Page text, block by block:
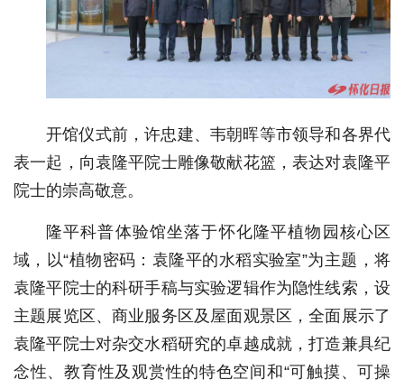
开馆仪式前，许忠建、韦朝晖等市领导和各界代
表一起，向袁隆平院士雕像敬献花篮，表达对袁隆平
院士的崇高敬意。
隆平科普体验馆坐落于怀化隆平植物园核心区
域，以“植物密码：袁隆平的水稻实验室”为主题，将
袁隆平院士的科研手稿与实验逻辑作为隐性线索，设
主题展览区、商业服务区及屋面观景区，全面展示了
袁隆平院士对杂交水稻研究的卓越成就，打造兼具纪
念性、教育性及观赏性的特色空间和“可触摸、可操